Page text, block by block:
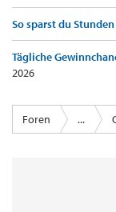
So sparst du
Tägliche
2026
Foren ...